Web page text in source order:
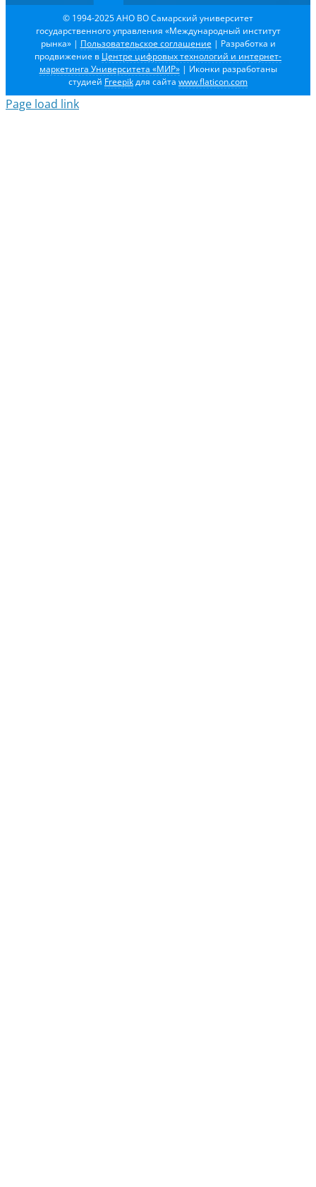
© 1994-2025 АНО ВО Самарский университет
государственного управления «Международный институт
рынка» | Пользовательское соглашение | Разработка и
продвижение в Центре цифровых технологий и интернет-
маркетинга Университета «МИР»| Иконки разработаны
студией Freepikдля сайта www.flaticon.com
Page load link